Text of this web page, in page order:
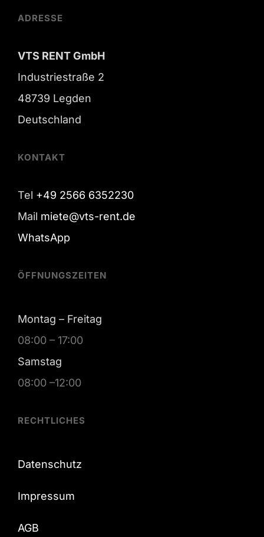
ADRESSE
VTS RENT GmbH
Industriestraße 2
48739 Legden
Deutschland
KONTAKT
Tel +49 2566 6352230
Mail miete@vts-rent.de
WhatsApp
ÖFFNUNGSZEITEN
Montag – Freitag
08:00 – 17:00
Samstag
08:00 –12:00
RECHTLICHES
Datenschutz
Impressum
AGB